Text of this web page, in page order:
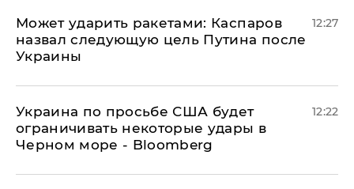
Может ударить ракетами: Каспаров
назвал следующую цель Путина после
Украины
12:27
Украина по просьбе США будет
ограничивать некоторые удары в
Черном море - Bloomberg
12:22